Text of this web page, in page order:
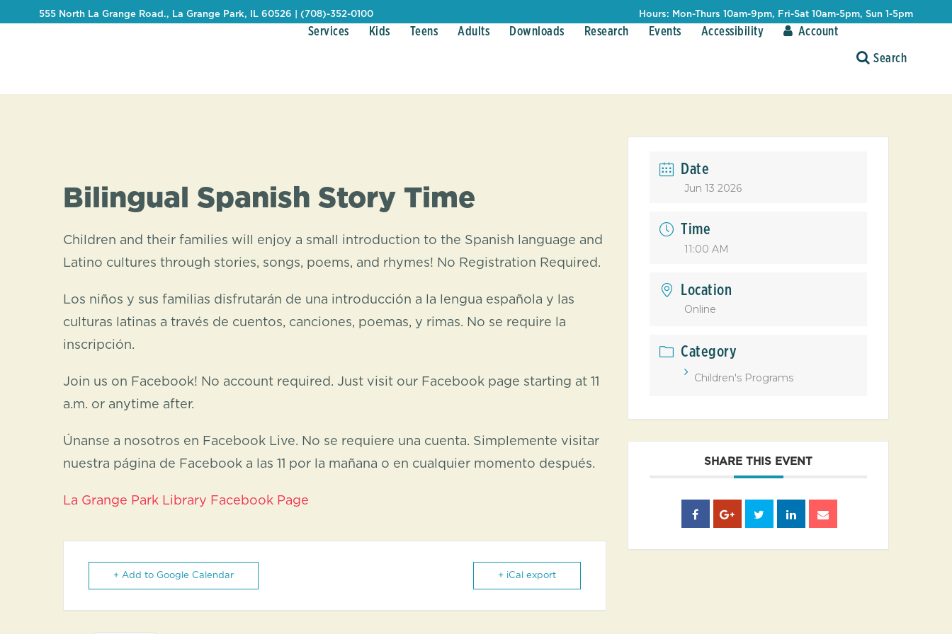
555 North La Grange Road., La Grange Park, IL 60526 | (708)-352-0100 Hours: Mon-Thurs 10am-9pm, Fri-Sat 10am-5pm, Sun 1-5pm
Services Kids Teens Adults Downloads Research Events Accessibility Account
Bilingual Spanish Story Time
Children and their families will enjoy a small introduction to the Spanish language and
Latino cultures through stories, songs, poems, and rhymes! No Registration Required.
Los niños y sus familias disfrutarán de una introducción a la lengua española y las
culturas latinas a través de cuentos, canciones, poemas, y rimas. No se require la
inscripción.
Join us on Facebook! No account required. Just visit our Facebook page starting at 11
a.m. or anytime after.
Únanse a nosotros en Facebook Live. No se requiere una cuenta. Simplemente visitar
nuestra página de Facebook a las 11 por la mañana o en cualquier momento después.
La Grange Park Library Facebook Page
+ Add to Google Calendar + iCal export
Date
Jun 13 2026
Time
11:00 AM
Location
Online
Category
Children's Programs
SHARE THIS EVENT